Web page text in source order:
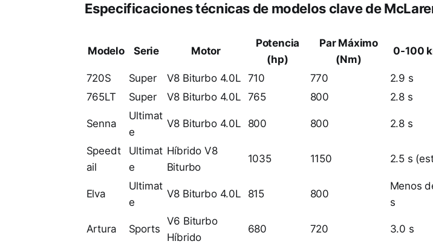
Especificaciones técnicas de modelos clave de
Modelo Serie Motor
Potencia
(hp)
Par Máximo
(Nm)
0-100
720S Super V8 Biturbo 4.0L 710 770 2.9 s
765LT
Super V8 Biturbo 4.0L 765 800 2.8 s
Senna
Ultimat
e
V8 Biturbo 4.0L 800 800 2.8 s
Speedt
ail
Ultimat
e
Híbrido V8
Biturbo
1035 1150 2.5 s
Elva
Ultimat
e
V8 Biturbo 4.0L 815 800
Menos
s
Artura Sports
V6 Biturbo
Híbrido
680 720 3.0 s